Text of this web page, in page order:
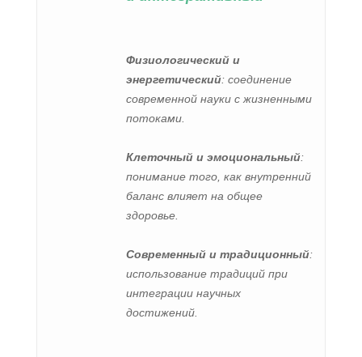
Физиологический и
энергетический: соединение
современной науки с жизненными
потоками.
Клеточный и эмоциональный:
понимание того, как внутренний
баланс влияет на общее
здоровье.
Современный и традиционный:
использование традиций при
интеграции научных
достижений.